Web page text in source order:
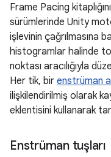
Frame Pacing
sürümlerinde Unity
işlevinin çağrılmasına
histogramlar halinde
noktası aracılığıyla
Her tik, bir enstrüman
ilişkilendirilmiş olarak
eklentisini kullanarak
Enstrüman tuşları